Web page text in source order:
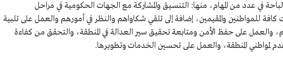
في عدد من المهام، منها: التنسيق والمشاركة مع الجهات الحكومية في مراحل
للمواطنين والمقيمين، إضافة إلى تلقي شكاواهم والنظر في أمورهم والعمل على تلبية
على حفظ الأمن ومتابعة تحقيق سير العدالة في المنطقة، والتحقق من كفاءة
لمواطني المنطقة، والعمل على تحسين الخدمات وتطويرها.